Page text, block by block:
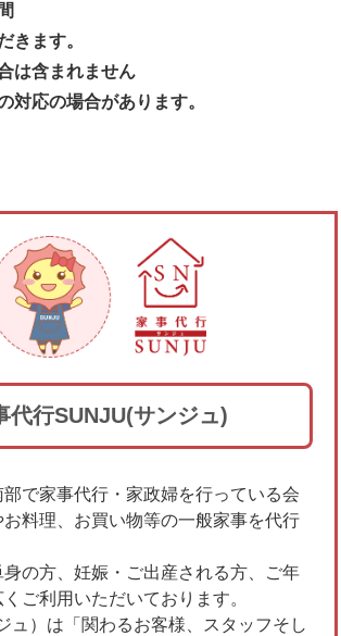
きます。
は含まれません
対応の場合があります。
代行SUNJU(サンジュ)
で家事代行・家政婦を行っている会
料理、お買い物等の一般家事を代行
の方、妊娠・ご出産される方、ご年
ご利用いただいております。
ュ）は「関わるお客様、スタッフそし